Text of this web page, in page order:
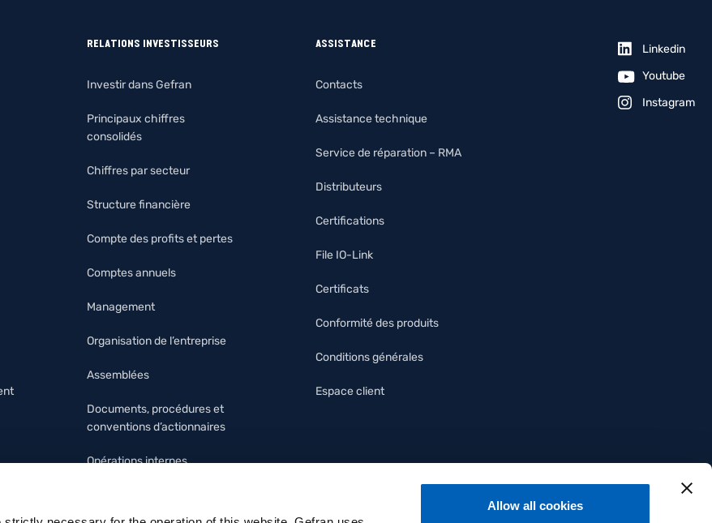
Allow all cookies
RELATIONS INVESTISSEURS
Investir dans Gefran
Principaux chiffres
consolidés
Chiffres par secteur
Structure financière
Compte des profits et pertes
Comptes annuels
Management
Organisation de l’entreprise
Assemblées
Documents, procédures et
conventions d’actionnaires
Opérations internes
ASSISTANCE
Contacts
Assistance technique
Service de réparation – RMA
Distributeurs
Certifications
File IO-Link
Certificats
Conformité des produits
Conditions générales
Espace client
Linkedin
Youtube
Instagram